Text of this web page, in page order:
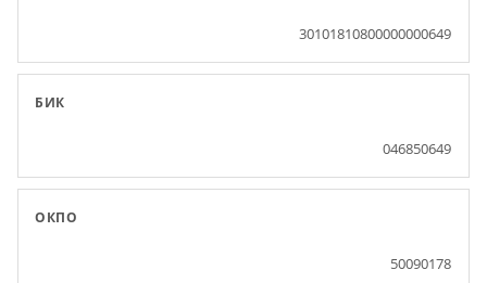
30101810800000000649
БИК
046850649
ОКПО
50090178